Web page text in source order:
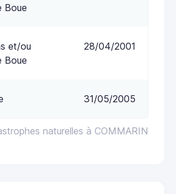
naturelles à COMMARIN
Boue
et/ou
Boue
28/04/2001
31/05/2005